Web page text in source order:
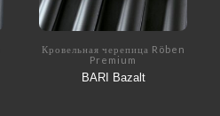
Кровельная черепица Röben
Premium
BARI Bazalt